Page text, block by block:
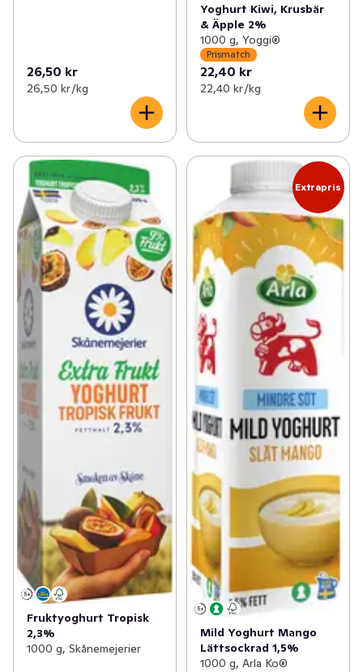
26,50 kr
26,50 kr /kg
Yoghurt Kiwi, Krusbär
& Äpple 2%
1000 g, Yoggi®
Prismatch
22,40 kr
22,40 kr /kg
Fruktyoghurt Tropisk
2,3%
1000 g, Skånemejerier
Extrapris
Mild Yoghurt Mango
Lättsockrad 1,5%
1000 g, Arla Ko®